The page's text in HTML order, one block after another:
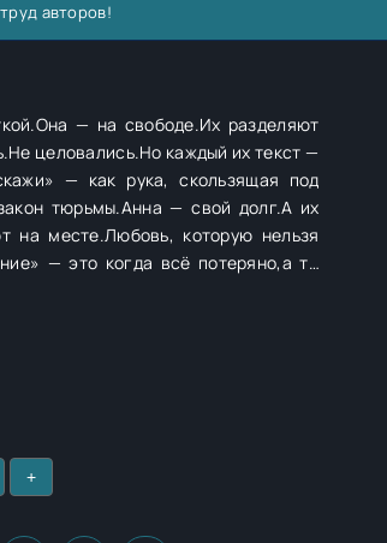
авторов!
— на свободе.Их разделяют
целовались.Но каждый их текст —
— как рука, скользящая под
тюрьмы.Анна — свой долг.А их
на месте.Любовь, которую нельзя
— это когда всё потеряно,а ты
всем.Даже если «всё» — это твоя
+